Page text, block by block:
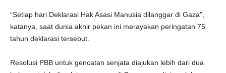
“Setiap hari Deklarasi Hak Asasi Manusia dilanggar di Gaza”,
katanya, saat dunia akhir pekan ini merayakan peringatan 75
tahun deklarasi tersebut.
Resolusi PBB untuk gencatan senjata diajukan lebih dari dua